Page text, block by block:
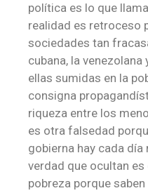
política es lo que
realidad es retroceso
sociedades tan
cubana, la
ellas sumidas en la
consigna
riqueza entre los
es otra falsedad
gobierna hay cada día
verdad que ocultan
pobreza porque